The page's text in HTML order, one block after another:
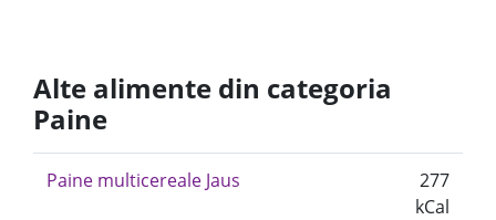
Alte alimente din categoria
Paine
Paine multicereale Jaus
277
kCal